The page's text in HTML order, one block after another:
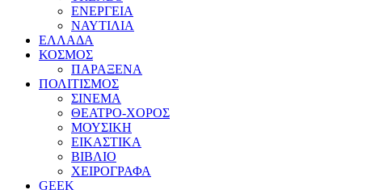
ΕΝΕΡΓΕΙΑ
ΝΑΥΤΙΛΙΑ
ΕΛΛΑΔΑ
ΚΟΣΜΟΣ
ΠΑΡΑΞΕΝΑ
ΠΟΛΙΤΙΣΜΟΣ
ΣΙΝΕΜΑ
ΘΕΑΤΡΟ-ΧΟΡΟΣ
ΜΟΥΣΙΚΗ
ΕΙΚΑΣΤΙΚΑ
ΒΙΒΛΙΟ
ΧΕΙΡΟΓΡΑΦΑ
GEEK